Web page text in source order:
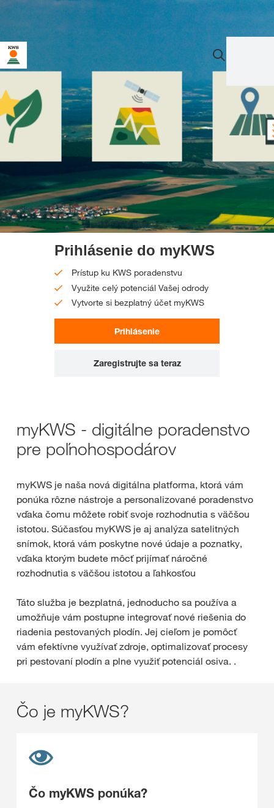
Prihlásenie do myKWS
Prístup ku KWS poradenstvu
Využite celý potenciál Vašej odrody
Vytvorte si bezplatný účet myKWS
Prihlásenie
Zaregistrujte sa teraz
myKWS - digitálne poradenstvo
pre poľnohospodárov
myKWS je naša nová digitálna platforma, ktorá vám
ponúka rôzne nástroje a personalizované poradenstvo
vďaka čomu môžete robiť svoje rozhodnutia s väčšou
istotou. Súčasťou myKWS je aj analýza satelitných
snímok, ktorá vám poskytne nové údaje a poznatky,
vďaka ktorým budete môcť prijímať náročné
rozhodnutia s väčšou istotou a ľahkosťou
Táto služba je bezplatná, jednoducho sa používa a
umožňuje vám postupne integrovať nové riešenia do
riadenia pestovaných plodín. Jej cieľom je pomôcť
vám efektívne využívať zdroje, optimalizovať procesy
pri pestovaní plodín a plne využiť potenciál osiva. .
Čo je myKWS?
Čo myKWS ponúka?